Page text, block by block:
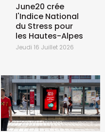
June20 crée
l'Indice National
du Stress pour
les Hautes-Alpes
Jeudi 16 Juillet 2026